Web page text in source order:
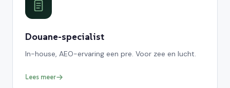
Douane-specialist
In-house, AEO-ervaring een pre. Voor zee en lucht.
Lees meer